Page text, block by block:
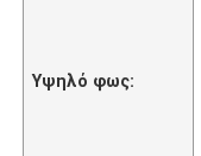
Υψηλό φως: